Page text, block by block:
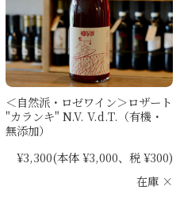
＜自然派・ロゼワイン＞ロザート
"カランキ" N.V. V.d.T.（有機・
無添加）
¥3,300(本体 ¥3,000、税 ¥300)
在庫 ×